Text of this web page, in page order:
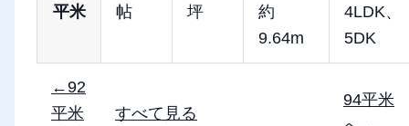
平米
帖
坪
約
9.64m
4LDK、
5DK
←92
平米
すべて見る
94平米